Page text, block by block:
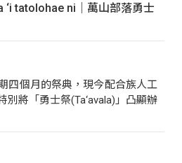
‘i tatolohae ni｜萬山部落勇士
四個月的祭典，現今配合族人工
別將「勇士祭(Ta‘avala)」凸顯辦